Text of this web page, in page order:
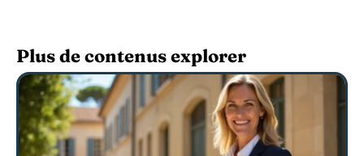
Plus de contenus explorer